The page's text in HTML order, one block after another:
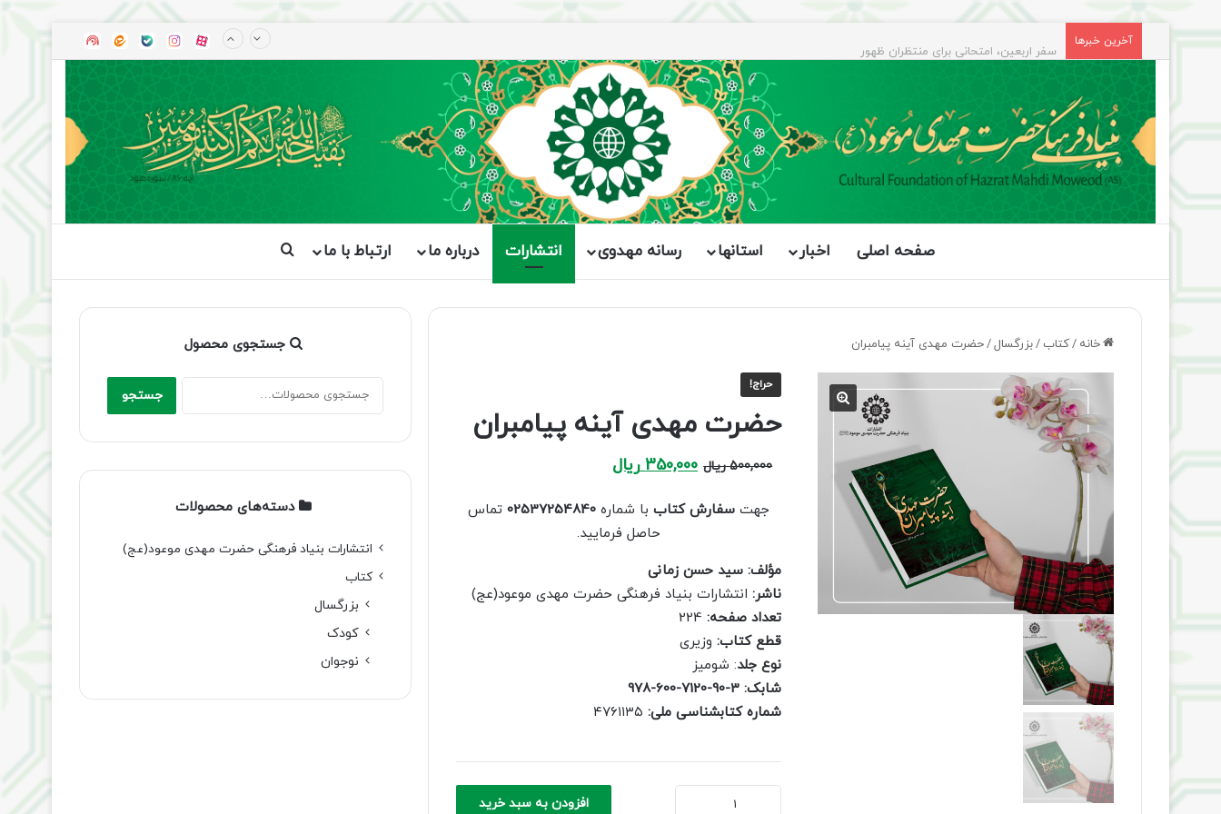
آخرین خبرها آپاراتاینستاگرام
بله ایتا شنوتو
صفحه اصلی اخبار استانها رسانه مهدوی انتشارات درباره ما ارتباط با ما جستجو برای
خانه /کتاب /بزرگسال/حضرت مهدی آینه پیامبران
حراج!
حضرت مهدی آینه پیامبران
500,000 ریال Original
was:
500,000 ریال.
350,000 ریالCurrent
is:
350,000 ریال.
جهت سفارش کتاببا شماره 02537254840تماس
حاصل فرمایید.
مؤلف: سید حسن زمانی
ناشر:انتشارات بنیاد فرهنگی حضرت مهدی موعود(عج)
تعداد صفحه:224
قطع کتاب:وزیری
نوع جلد: شومیز
شابک: 3-90-7120-600-978
شماره کتابشناسی ملی:‏۴۷۶۱۱۳۵
افزودن به سبد خرید
جستجوی محصول
جستجو
برای:
جستجو
دسته‌های محصولات
انتشارات بنیاد فرهنگی حضرت مهدی موعود(عج)
کتاب
بزرگسال
کودک
نوجوان